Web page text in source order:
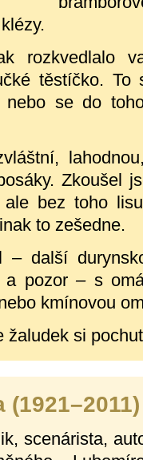
rozkvedlalo
těstíčko.
se do
Zkoušel
ale bez toho
to zešedne.
– další
a pozor–s
kmínovou
si
scenárista,